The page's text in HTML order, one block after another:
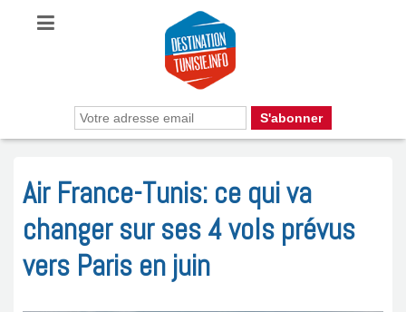
Air France-Tunis: ce qui va
changer sur ses 4 vols prévus
vers Paris en juin